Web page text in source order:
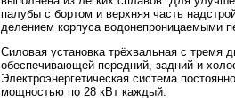
палубы с бортом и верхняя часть
делением корпуса водонепроницаемыми
Силовая установка трёхвальная с
обеспечивающей передний, задний и
Электроэнергетическая система
мощностью по 28 кВт каждый.